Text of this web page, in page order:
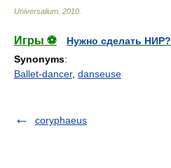
Universalium 2010
Игры ⚽
Нужно сделать НИР?
Synonyms:
Ballet-dancer, danseuse
coryphaeus